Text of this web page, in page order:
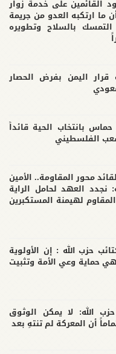
القائمين على خدمة زوار
ما ارتكبه العدو من جريمة
بالسلاح وتطويره
قرار اليمن بفرض الحصار
بانتخاب الحية قائداً
الفلسطيني
محور المقاومة.. الأمين
نجدد العهد لحامل الراية
لهيمنة المستكبرين
حزب الله : إن الأولوية
حماية وعي الأمة وتثبيت
حزب الله: لا يمكن الوثوق
أن المعركة لم تنتهِ بعد